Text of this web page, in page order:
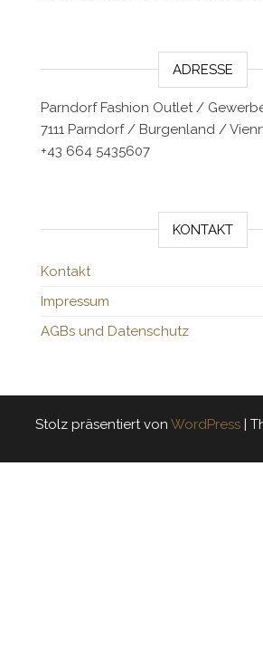
ADRESSE
Parndorf Fashion Outlet /
7111 Parndorf / Burgenland /
+43 664 5435607
KONTAKT
Kontakt
Impressum
AGBs und Datenschutz
Stolz präsentiert von WordPress |